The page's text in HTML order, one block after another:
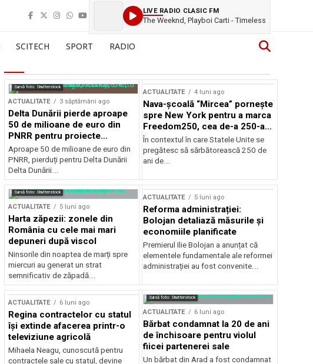
LIVE RADIO CLASIC FM
The Weeknd, Playboi Carti - Timeless
SCITECH SPORT RADIO
Sursă foto: Shutterstock
ACTUALITATE 3 săptămâni ago
Delta Dunării pierde aproape
50 de milioane de euro din
PNRR pentru proiecte
esențiale
Aproape 50 de milioane de euro din
PNRR, pierduți pentru Delta Dunării
Delta Dunării...
ACTUALITATE 4 luni ago
Nava-școală “Mircea” pornește
spre New York pentru a marca
Freedom250, cea de-a 250-a
aniversare a Statelor Unite
În contextul în care Statele Unite se
pregătesc să sărbătorească 250 de
ani de...
Sursă foto: Shutterstock
ACTUALITATE 5 luni ago
Harta zăpezii: zonele din
România cu cele mai mari
depuneri după viscol
Ninsorile din noaptea de marți spre
miercuri au generat un strat
semnificativ de zăpadă...
ACTUALITATE 5 luni ago
Reforma administrației:
Bolojan detaliază măsurile și
economiile planificate
Premierul Ilie Bolojan a anunțat că
elementele fundamentale ale reformei
administrației au fost convenite...
ACTUALITATE 6 luni ago
Regina contractelor cu statul
își extinde afacerea printr-o
televiziune agricolă
Mihaela Neagu, cunoscută pentru
contractele sale cu statul, devine
Sursă foto: Shutterstock
ACTUALITATE 6 luni ago
Bărbat condamnat la 20 de ani
de închisoare pentru violul
fiicei partenerei sale
Un bărbat din Arad a fost condamnat